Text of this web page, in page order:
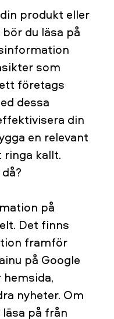
produkt eller
du läsa på
som
företags
dessa
din
en relevant
kallt.
på
Det finns
framför
på Google
nyheter. Om
på från